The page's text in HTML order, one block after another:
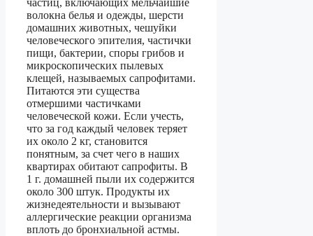
волокна белья и одежды, шерсти
домашних животных, чешуйки
человеческого эпителия, частички
пищи, бактерии, споры грибов и
микроскопических пылевых
клещей, называемых сапрофитами.
Питаются эти существа
отмершими частичками
человеческой кожи. Если учесть,
что за год каждый человек теряет
их около 2 кг, становится
понятным, за счет чего в наших
квартирах обитают сапрофиты. В
1 г. домашней пыли их содержится
около 300 штук. Продукты их
жизнедеятельности и вызывают
аллергические реакции организма
вплоть до бронхиальной астмы.